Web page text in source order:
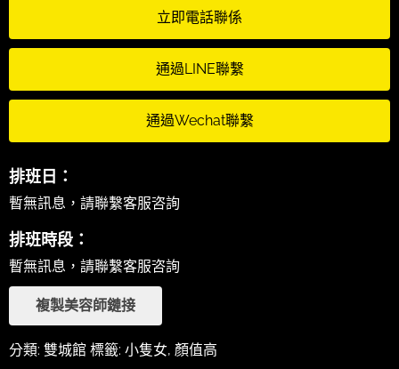
立即電話聯係
通過LINE聯繫
通過Wechat聯繫
排班日：
暫無訊息，請聯繫客服咨詢
排班時段：
暫無訊息，請聯繫客服咨詢
複製美容師鏈接
分類: 雙城館 標籤: 小隻女, 顏值高